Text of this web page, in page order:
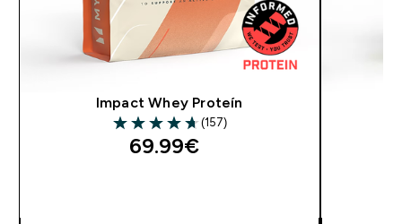
Impact Whey Proteín
4.67 out of 5 stars
(157)
69.99€‎